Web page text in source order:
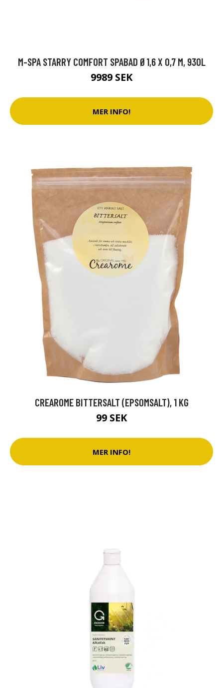
M-SPA STARRY COMFORT SPABAD Ø1,6 X 0,7 M, 930L
9989 SEK
MER INFO!
CREAROME BITTERSALT (EPSOMSALT), 1 KG
99 SEK
MER INFO!